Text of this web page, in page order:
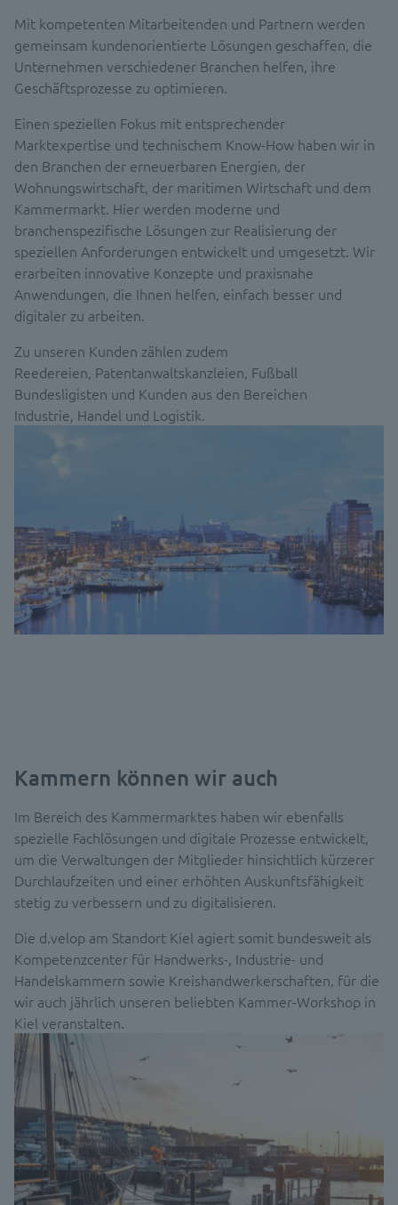
Mit kompetenten Mitarbeitenden und Partnern werden
gemeinsam kundenorientierte Lösungen geschaffen, die
Unternehmen verschiedener Branchen helfen, ihre
Geschäftsprozesse zu optimieren.
Einen speziellen Fokus mit entsprechender
Marktexpertise und technischem Know-How haben wir in
den Branchen der erneuerbaren Energien, der
Wohnungswirtschaft, der maritimen Wirtschaft und dem
Kammermarkt. Hier werden moderne und
branchenspezifische Lösungen zur Realisierung der
speziellen Anforderungen entwickelt und umgesetzt. Wir
erarbeiten innovative Konzepte und praxisnahe
Anwendungen, die Ihnen helfen, einfach besser und
digitaler zu arbeiten.
Zu unseren Kunden zählen zudem
Reedereien, Patentanwaltskanzleien, Fußball
Bundesligisten und Kunden aus den Bereichen
Industrie, Handel und Logistik.
Kammern können wir auch
Im Bereich des Kammermarktes haben wir ebenfalls
spezielle Fachlösungen und digitale Prozesse entwickelt,
um die Verwaltungen der Mitglieder hinsichtlich kürzerer
Durchlaufzeiten und einer erhöhten Auskunftsfähigkeit
stetig zu verbessern und zu digitalisieren.
Die d.velop am Standort Kiel agiert somit bundesweit als
Kompetenzcenter für Handwerks-, Industrie- und
Handelskammern sowie Kreishandwerkerschaften, für die
wir auch jährlich unseren beliebten Kammer-Workshop in
Kiel veranstalten.